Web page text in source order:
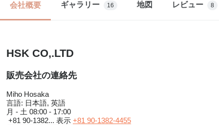
会社概要 ギャラリー 16 地図 レビュー 8
HSK CO,.LTD
販売会社の連絡先
Miho Hosaka
言語: 日本語, 英語
月 - 土 08:00 - 17:00
+81 90-1382... 表示 +81 90-1382-4455